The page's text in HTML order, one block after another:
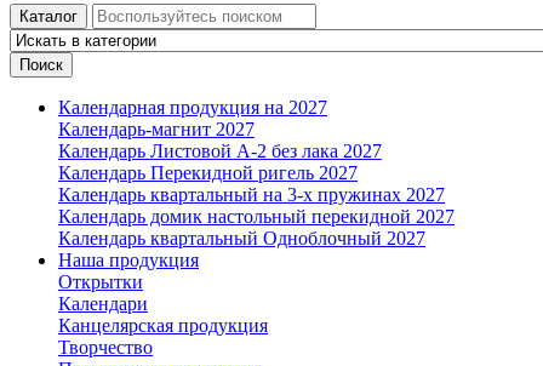
Каталог
Поиск
Календарная продукция на 2027
Календарь-магнит 2027
Календарь Листовой А-2 без лака 2027
Календарь Перекидной ригель 2027
Календарь квартальный на 3-х пружинах 2027
Календарь домик настольный перекидной 2027
Календарь квартальный Одноблочный 2027
Наша продукция
Открытки
Календари
Канцелярская продукция
Творчество